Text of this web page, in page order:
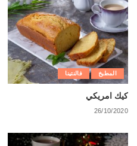
المطبخ فالنتينا
كيك امريكي
26/10/2020